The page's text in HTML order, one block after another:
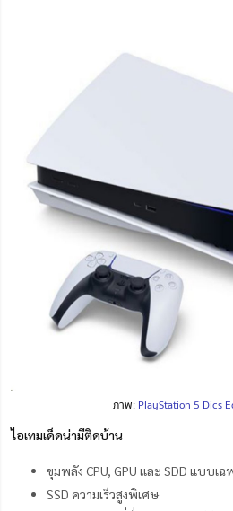
ภาพ: PlayStation 5 Dics
ไอเทมเด็ดน่ามีติดบ้าน
ขุมพลัง CPU, GPU และ SDD แบบเฉ
SSD ความเร็วสูงพิเศษ